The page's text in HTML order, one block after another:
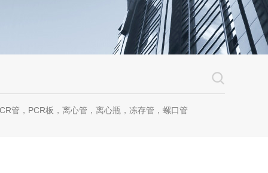
管，PCR板，离心管，离心瓶，冻存管，螺口管